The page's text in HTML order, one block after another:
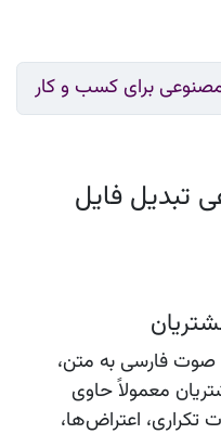
برای کسب و کار
تبدیل فایل
صوت فارسی به متن،
معمولاً حاوی
اعتراض‌ها،